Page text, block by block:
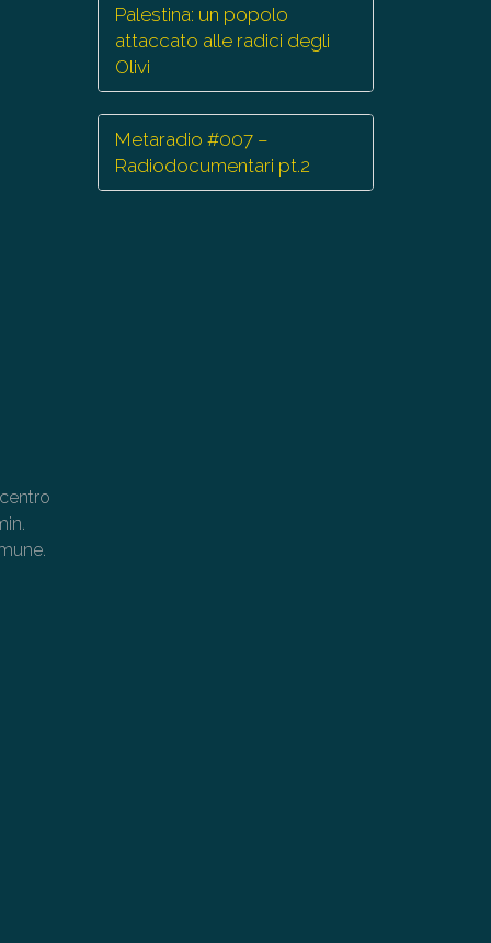
Palestina: un popolo
attaccato alle radici degli
Olivi
Metaradio #007 –
Radiodocumentari pt.2